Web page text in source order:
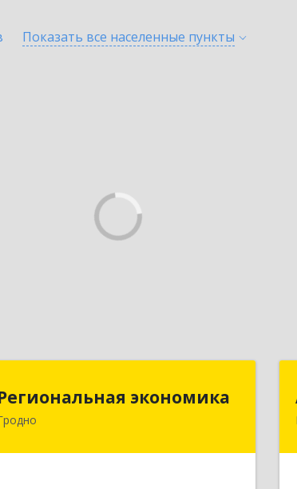
Показать все населенные пункты
экономика